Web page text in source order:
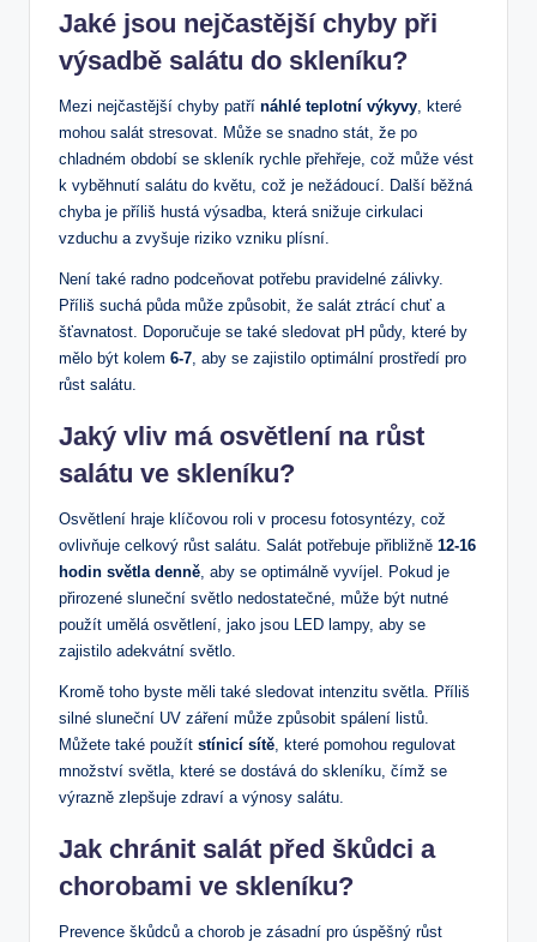
Jaké jsou nejčastější chyby při
výsadbě salátu do skleníku?
Mezi nejčastější chyby patří náhlé teplotní výkyvy , které
mohou salát stresovat. Může se snadno stát, že po
chladném období se skleník rychle přehřeje, což může vést
k vyběhnutí salátu do květu, což je nežádoucí. Další běžná
chyba je příliš hustá výsadba, která snižuje cirkulaci
vzduchu a zvyšuje riziko vzniku plísní.
Není také radno podceňovat potřebu pravidelné zálivky.
Příliš suchá půda může způsobit, že salát ztrácí chuť a
šťavnatost. Doporučuje se také sledovat pH půdy, které by
mělo být kolem 6-7 , aby se zajistilo optimální prostředí pro
růst salátu.
Jaký vliv má osvětlení na růst
salátu ve skleníku?
Osvětlení hraje klíčovou roli v procesu fotosyntézy, což
ovlivňuje celkový růst salátu. Salát potřebuje přibližně 12-16
hodin světla denně , aby se optimálně vyvíjel. Pokud je
přirozené sluneční světlo nedostatečné, může být nutné
použít umělá osvětlení, jako jsou LED lampy, aby se
zajistilo adekvátní světlo.
Kromě toho byste měli také sledovat intenzitu světla. Příliš
silné sluneční UV záření může způsobit spálení listů.
Můžete také použít stínicí sítě , které pomohou regulovat
množství světla, které se dostává do skleníku, čímž se
výrazně zlepšuje zdraví a výnosy salátu.
Jak chránit salát před škůdci a
chorobami ve skleníku?
Prevence škůdců a chorob je zásadní pro úspěšný růst